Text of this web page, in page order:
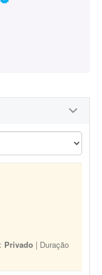
Privado | Duração